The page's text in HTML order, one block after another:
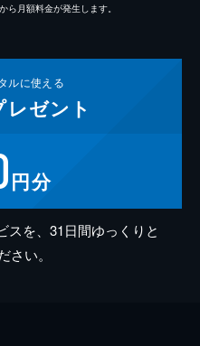
月額料金が発生します。
ルに使える
レゼント
円分
スを、31日間ゆっくりと
さい。